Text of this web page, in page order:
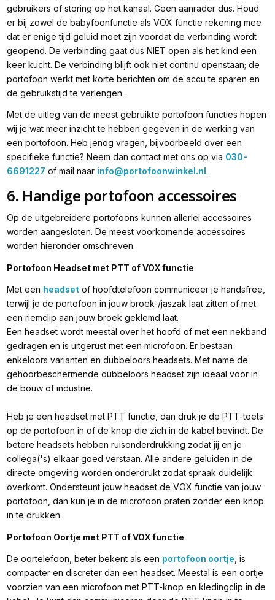
gebruikers of storing op het kanaal. Geen aanrader dus. Houd
er bij zowel de babyfoonfunctie als VOX functie rekening mee
dat er enige tijd geluid moet zijn voordat de verbinding wordt
geopend. De verbinding gaat dus NIET open als het kind een
keer kucht. De verbinding blijft ook niet continu openstaan; de
portofoon werkt met korte berichten om de accu te sparen en
de gebruikstijd te verlengen.
Met de uitleg van de meest gebruikte portofoon functies hopen
wij je wat meer inzicht te hebben gegeven in de werking van
een portofoon. Heb jenog vragen, bijvoorbeeld over een
specifieke functie? Neem dan contact met ons op via 030-
6691227 of mail naar info@portofoonwinkel.nl.
6. Handige portofoon accessoires
Op de uitgebreidere portofoons kunnen allerlei accessoires
worden aangesloten. De meest voorkomende accessoires
worden hieronder omschreven.
Portofoon Headset met PTT of VOX functie
Met een headsetof hoofdtelefoon communiceer je handsfree,
terwijl je de portofoon in jouw broek-/jaszak laat zitten of met
een riemclip aan jouw broek geklemd laat.
⁠Een headset wordt meestal over het hoofd of met een nekband
gedragen en is uitgerust met een microfoon. Er bestaan
enkeloors varianten en dubbeloors headsets. Met name de
gehoorbeschermende dubbeloors headset zijn ideaal voor in
de bouw of industrie.
Heb je een headset met PTT functie, dan druk je de PTT-toets
op de portofoon in of de knop die zich in de kabel bevindt. De
betere headsets hebben ruisonderdrukking zodat jij en je
collega('s) elkaar goed verstaan. Alle andere geluiden in de
directe omgeving worden onderdrukt zodat spraak duidelijk
overkomt. Ondersteunt jouw headset de VOX functie van jouw
portofoon, dan kun je in de microfoon praten zonder een knop
in te drukken.
Portofoon Oortje met PTT of VOX functie
De oortelefoon, beter bekent als een portofoon oortje, is
compacter en discreter dan een headset. Meestal is een oortje
voorzien van een microfoon met PTT-knop en kledingclip in de